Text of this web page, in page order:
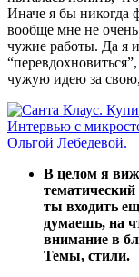
Иначе я бы никогда
вообще мне не
чужие работы. Да я
чужую идею за
В целом я
ты входить
думаешь, на
внимание в
Темы, стили.